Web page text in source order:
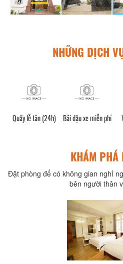
NHỮNG DỊCH
Quầy lễ tân (24h) Bãi đậu xe miễn phí
KHÁM PHÁ
Đặt phòng để có không gian nghỉ
bên người thân